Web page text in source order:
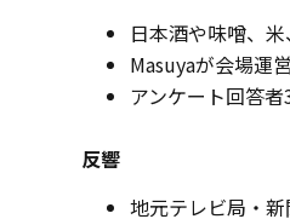
日本酒や味噌、
Masuyaが会場運
アンケート回答
反響
地元テレビ局・